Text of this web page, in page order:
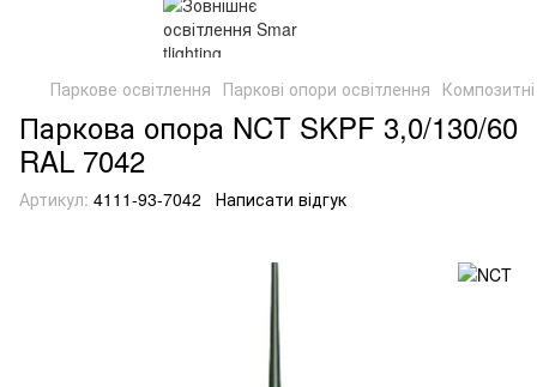
Паркове освітлення Паркові опори освітлення
Паркова опора NCT SKPF 3,0/130/60
RAL 7042
Артикул: 4111-93-7042 Написати відгук